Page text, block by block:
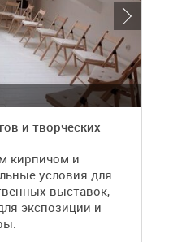
и творческих
кирпичом и
условия для
выставок,
экспозиции и